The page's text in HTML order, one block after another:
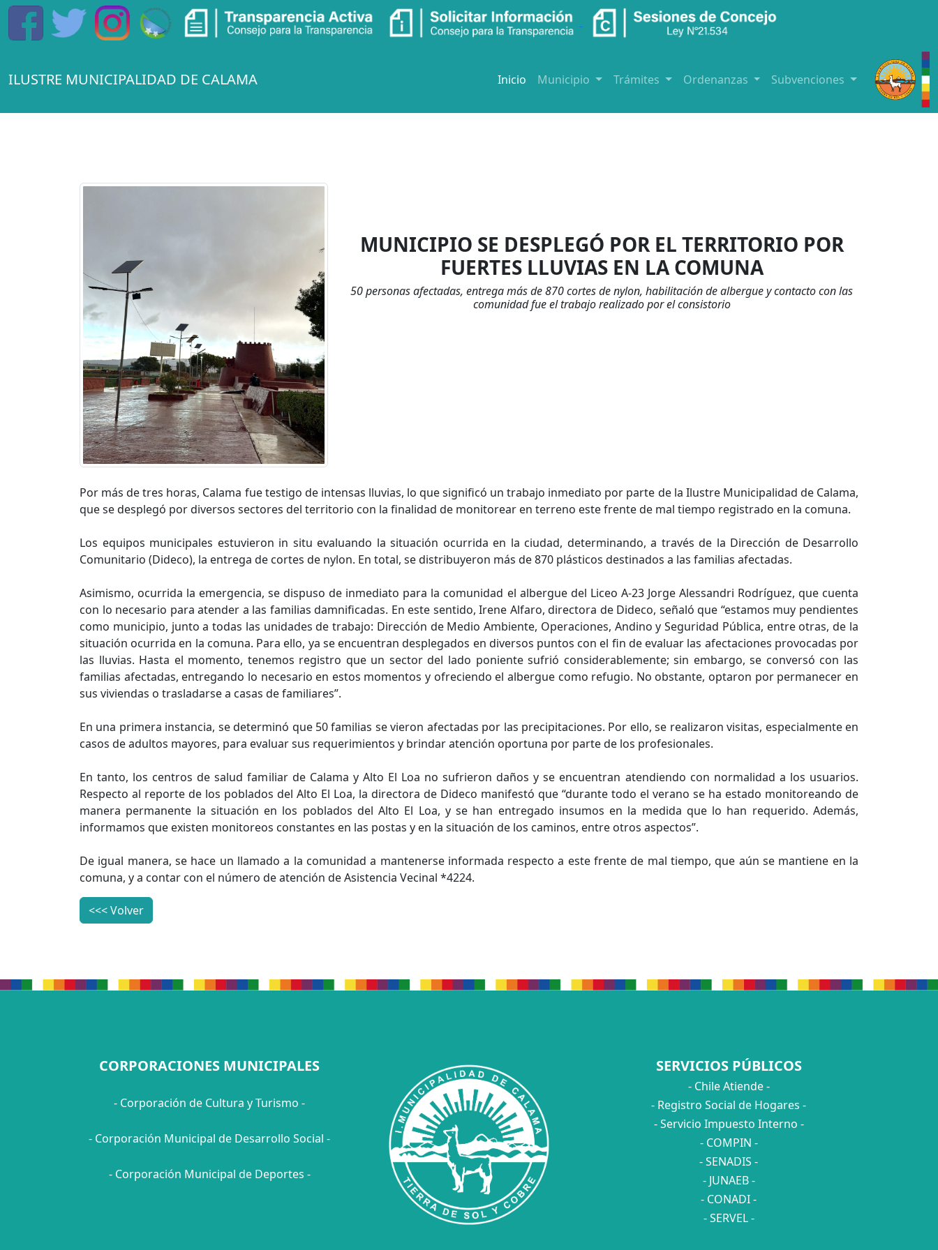
ILUSTRE MUNICIPALIDAD DE CALAMA Inicio Municipio Trámites Ordenanzas Subvenciones
MUNICIPIO SE DESPLEGÓ POR EL TERRITORIO POR
FUERTES LLUVIAS EN LA COMUNA
50 personas afectadas, entrega más de 870 cortes de nylon, habilitación de albergue y contacto con las
comunidad fue el trabajo realizado por el consistorio
Por más de tres horas, Calama fue testigo de intensas lluvias, lo que significó un trabajo inmediato por parte de la Ilustre Municipalidad de Calama,
que se desplegó por diversos sectores del territorio con la finalidad de monitorear en terreno este frente de mal tiempo registrado en la comuna.
Los equipos municipales estuvieron in situ evaluando la situación ocurrida en la ciudad, determinando, a través de la Dirección de Desarrollo
Comunitario (Dideco), la entrega de cortes de nylon. En total, se distribuyeron más de 870 plásticos destinados a las familias afectadas.
Asimismo, ocurrida la emergencia, se dispuso de inmediato para la comunidad el albergue del Liceo A-23 Jorge Alessandri Rodríguez, que cuenta
con lo necesario para atender a las familias damnificadas. En este sentido, Irene Alfaro, directora de Dideco, señaló que “estamos muy pendientes
como municipio, junto a todas las unidades de trabajo: Dirección de Medio Ambiente, Operaciones, Andino y Seguridad Pública, entre otras, de la
situación ocurrida en la comuna. Para ello, ya se encuentran desplegados en diversos puntos con el fin de evaluar las afectaciones provocadas por
las lluvias. Hasta el momento, tenemos registro que un sector del lado poniente sufrió considerablemente; sin embargo, se conversó con las
familias afectadas, entregando lo necesario en estos momentos y ofreciendo el albergue como refugio. No obstante, optaron por permanecer en
sus viviendas o trasladarse a casas de familiares”.
En una primera instancia, se determinó que 50 familias se vieron afectadas por las precipitaciones. Por ello, se realizaron visitas, especialmente en
casos de adultos mayores, para evaluar sus requerimientos y brindar atención oportuna por parte de los profesionales.
En tanto, los centros de salud familiar de Calama y Alto El Loa no sufrieron daños y se encuentran atendiendo con normalidad a los usuarios.
Respecto al reporte de los poblados del Alto El Loa, la directora de Dideco manifestó que “durante todo el verano se ha estado monitoreando de
manera permanente la situación en los poblados del Alto El Loa, y se han entregado insumos en la medida que lo han requerido. Además,
informamos que existen monitoreos constantes en las postas y en la situación de los caminos, entre otros aspectos”.
De igual manera, se hace un llamado a la comunidad a mantenerse informada respecto a este frente de mal tiempo, que aún se mantiene en la
comuna, y a contar con el número de atención de Asistencia Vecinal *4224.
<<< Volver
CORPORACIONES MUNICIPALES
- Corporación de Cultura y Turismo -
- Corporación Municipal de Desarrollo Social -
- Corporación Municipal de Deportes -
SERVICIOS PÚBLICOS
- Chile Atiende -
- Registro Social de Hogares -
- Servicio Impuesto Interno -
- COMPIN -
- SENADIS -
- JUNAEB -
- CONADI -
- SERVEL -